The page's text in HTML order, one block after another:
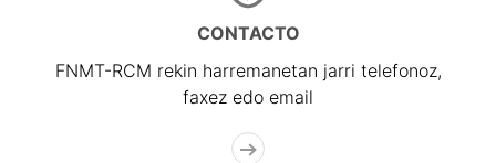
CONTACTO
FNMT-RCM rekin harremanetan jarri telefonoz,
faxez edo email